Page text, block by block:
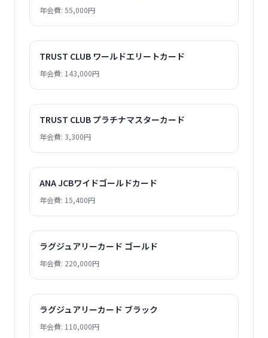
年会費: 55,000円
TRUST CLUB ワールドエリートカード
年会費: 143,000円
TRUST CLUB プラチナマスターカード
年会費: 3,300円
ANA JCBワイドゴールドカード
年会費: 15,400円
ラグジュアリーカード ゴールド
年会費: 220,000円
ラグジュアリーカード ブラック
年会費: 110,000円